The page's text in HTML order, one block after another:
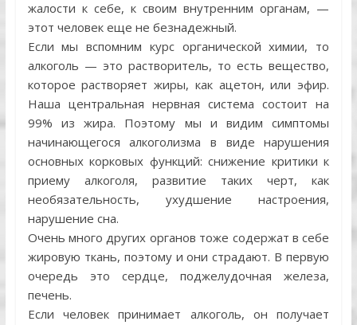
жалости к себе, к своим внутренним органам, —
этот человек еще не безнадежный.
Если мы вспомним курс органической химии, то
алкоголь — это растворитель, то есть вещество,
которое растворяет жиры, как ацетон, или эфир.
Наша центральная нервная система состоит на
99% из жира. Поэтому мы и видим симптомы
начинающегося алкоголизма в виде нарушения
основных корковых функций: снижение критики к
приему алкоголя, развитие таких черт, как
необязательность, ухудшение настроения,
нарушение сна.
Очень много других органов тоже содержат в себе
жировую ткань, поэтому и они страдают. В первую
очередь это сердце, поджелудочная железа,
печень.
Если человек принимает алкоголь, он получает